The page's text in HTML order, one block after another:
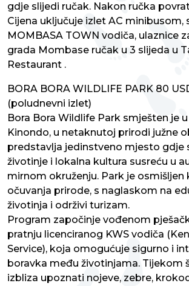
gdje slijedi ručak. Nakon ručka
Cijena uključuje izlet AC minibusom,
MOMBASA TOWN vodiča, ulaznice
grada Mombase ručak u 3 slijeda u
Restaurant .
BORA BORA WILDLIFE PARK 80
(poludnevni izlet)
Bora Bora Wildlife Park smješten je
Kinondo, u netaknutoj prirodi južne
predstavlja jedinstveno mjesto gdje
životinje i lokalna kultura susreću u
mirnom okruženju. Park je osmišljen
očuvanja prirode, s naglaskom na
životinja i održivi turizam.
Program započinje vođenom
pratnju licenciranog KWS vodiča
Service), koja omogućuje sigurno i
boravka među životinjama. Tijekom
izbliza upoznati nojeve, zebre,